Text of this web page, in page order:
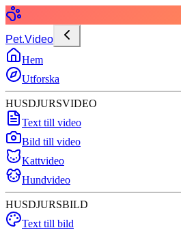
Pet.Video
Hem
Utforska
HUSDJURSVIDEO
Text till video
Bild till video
Kattvideo
Hundvideo
HUSDJURSBILD
Text till bild